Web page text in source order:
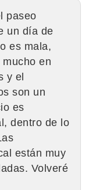
paseo
un día de
es mala,
en
y el
son un
es
dentro de lo
están muy
Volveré